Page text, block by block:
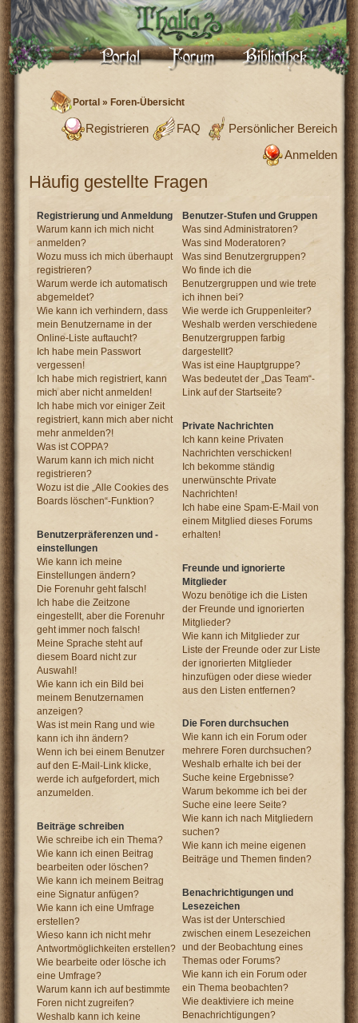
Portal »Foren-Übersicht
Persönlicher Bereich
FAQ
Registrieren
Anmelden
Häufig gestellte Fragen
Registrierung und Anmeldung
Warum kann ich mich nicht
anmelden?
Wozu muss ich mich überhaupt
registrieren?
Warum werde ich automatisch
abgemeldet?
Wie kann ich verhindern, dass
mein Benutzername in der
Online-Liste auftaucht?
Ich habe mein Passwort
vergessen!
Ich habe mich registriert, kann
mich aber nicht anmelden!
Ich habe mich vor einiger Zeit
registriert, kann mich aber nicht
mehr anmelden?!
Was ist COPPA?
Warum kann ich mich nicht
registrieren?
Wozu ist die „Alle Cookies des
Boards löschen“-Funktion?
Benutzerpräferenzen und -
einstellungen
Wie kann ich meine
Einstellungen ändern?
Die Forenuhr geht falsch!
Ich habe die Zeitzone
eingestellt, aber die Forenuhr
geht immer noch falsch!
Meine Sprache steht auf
diesem Board nicht zur
Auswahl!
Wie kann ich ein Bild bei
meinem Benutzernamen
anzeigen?
Was ist mein Rang und wie
kann ich ihn ändern?
Wenn ich bei einem Benutzer
auf den E-Mail-Link klicke,
werde ich aufgefordert, mich
anzumelden.
Beiträge schreiben
Wie schreibe ich ein Thema?
Wie kann ich einen Beitrag
bearbeiten oder löschen?
Wie kann ich meinem Beitrag
eine Signatur anfügen?
Wie kann ich eine Umfrage
erstellen?
Wieso kann ich nicht mehr
Antwortmöglichkeiten erstellen?
Wie bearbeite oder lösche ich
eine Umfrage?
Warum kann ich auf bestimmte
Foren nicht zugreifen?
Weshalb kann ich keine
Benutzer-Stufen und Gruppen
Was sind Administratoren?
Was sind Moderatoren?
Was sind Benutzergruppen?
Wo finde ich die
Benutzergruppen und wie trete
ich ihnen bei?
Wie werde ich Gruppenleiter?
Weshalb werden verschiedene
Benutzergruppen farbig
dargestellt?
Was ist eine Hauptgruppe?
Was bedeutet der „Das Team“-
Link auf der Startseite?
Private Nachrichten
Ich kann keine Privaten
Nachrichten verschicken!
Ich bekomme ständig
unerwünschte Private
Nachrichten!
Ich habe eine Spam-E-Mail von
einem Mitglied dieses Forums
erhalten!
Freunde und ignorierte
Mitglieder
Wozu benötige ich die Listen
der Freunde und ignorierten
Mitglieder?
Wie kann ich Mitglieder zur
Liste der Freunde oder zur Liste
der ignorierten Mitglieder
hinzufügen oder diese wieder
aus den Listen entfernen?
Die Foren durchsuchen
Wie kann ich ein Forum oder
mehrere Foren durchsuchen?
Weshalb erhalte ich bei der
Suche keine Ergebnisse?
Warum bekomme ich bei der
Suche eine leere Seite?
Wie kann ich nach Mitgliedern
suchen?
Wie kann ich meine eigenen
Beiträge und Themen finden?
Benachrichtigungen und
Lesezeichen
Was ist der Unterschied
zwischen einem Lesezeichen
und der Beobachtung eines
Themas oder Forums?
Wie kann ich ein Forum oder
ein Thema beobachten?
Wie deaktiviere ich meine
Benachrichtigungen?